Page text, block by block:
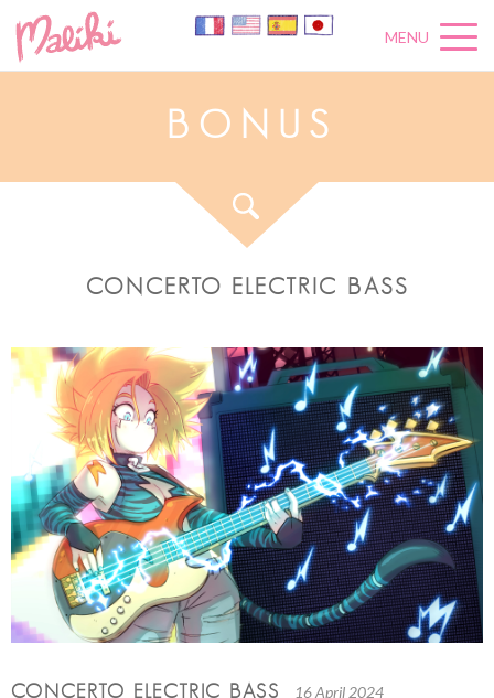
MENU
B O N U S
CONCERTO ELECTRIC BASS
CONCERTO ELECTRIC BASS 16 April 2024